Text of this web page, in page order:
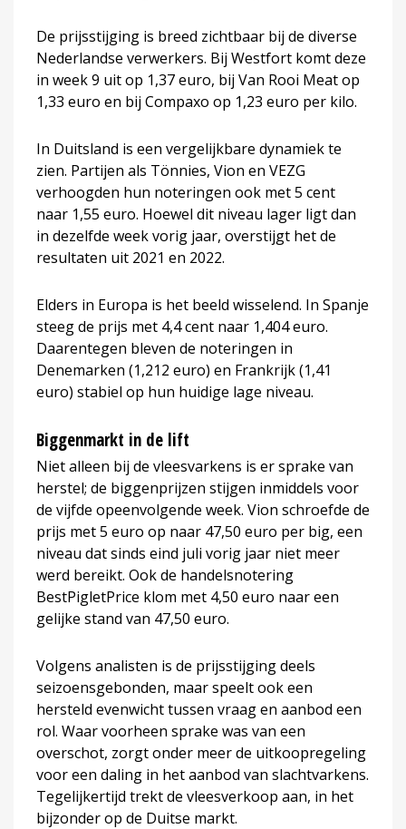
De prijsstijging is breed zichtbaar bij de diverse
Nederlandse verwerkers. Bij Westfort komt deze
in week 9 uit op 1,37 euro, bij Van Rooi Meat op
1,33 euro en bij Compaxo op 1,23 euro per kilo.
In Duitsland is een vergelijkbare dynamiek te
zien. Partijen als Tönnies, Vion en VEZG
verhoogden hun noteringen ook met 5 cent
naar 1,55 euro. Hoewel dit niveau lager ligt dan
in dezelfde week vorig jaar, overstijgt het de
resultaten uit 2021 en 2022.
Elders in Europa is het beeld wisselend. In Spanje
steeg de prijs met 4,4 cent naar 1,404 euro.
Daarentegen bleven de noteringen in
Denemarken (1,212 euro) en Frankrijk (1,41
euro) stabiel op hun huidige lage niveau.
Biggenmarkt in de lift
Niet alleen bij de vleesvarkens is er sprake van
herstel; de biggenprijzen stijgen inmiddels voor
de vijfde opeenvolgende week. Vion schroefde de
prijs met 5 euro op naar 47,50 euro per big, een
niveau dat sinds eind juli vorig jaar niet meer
werd bereikt. Ook de handelsnotering
BestPigletPrice klom met 4,50 euro naar een
gelijke stand van 47,50 euro.
Volgens analisten is de prijsstijging deels
seizoensgebonden, maar speelt ook een
hersteld evenwicht tussen vraag en aanbod een
rol. Waar voorheen sprake was van een
overschot, zorgt onder meer de uitkoopregeling
voor een daling in het aanbod van slachtvarkens.
Tegelijkertijd trekt de vleesverkoop aan, in het
bijzonder op de Duitse markt.